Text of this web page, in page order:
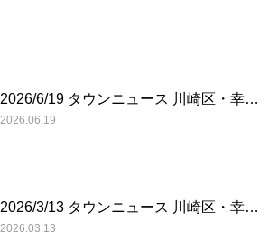
2026/6/19 タウンニュース 川崎区・幸…
2026.06.19
2026/3/13 タウンニュース 川崎区・幸…
2026.03.13